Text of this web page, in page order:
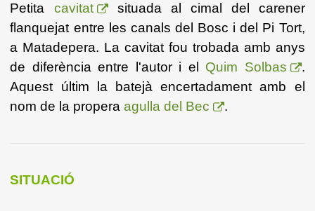
Petita cavitat
situada al cimal del carener
flanquejat entre les canals del Bosc i del Pi Tort,
a Matadepera. La cavitat fou trobada amb anys
de diferència entre l'autor i el Quim Solbas
.
Aquest últim la batejà encertadament amb el
nom de la properaagulla del Bec .
SITUACIÓ